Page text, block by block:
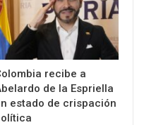
recibe a
de la Espriella
estado de crispación